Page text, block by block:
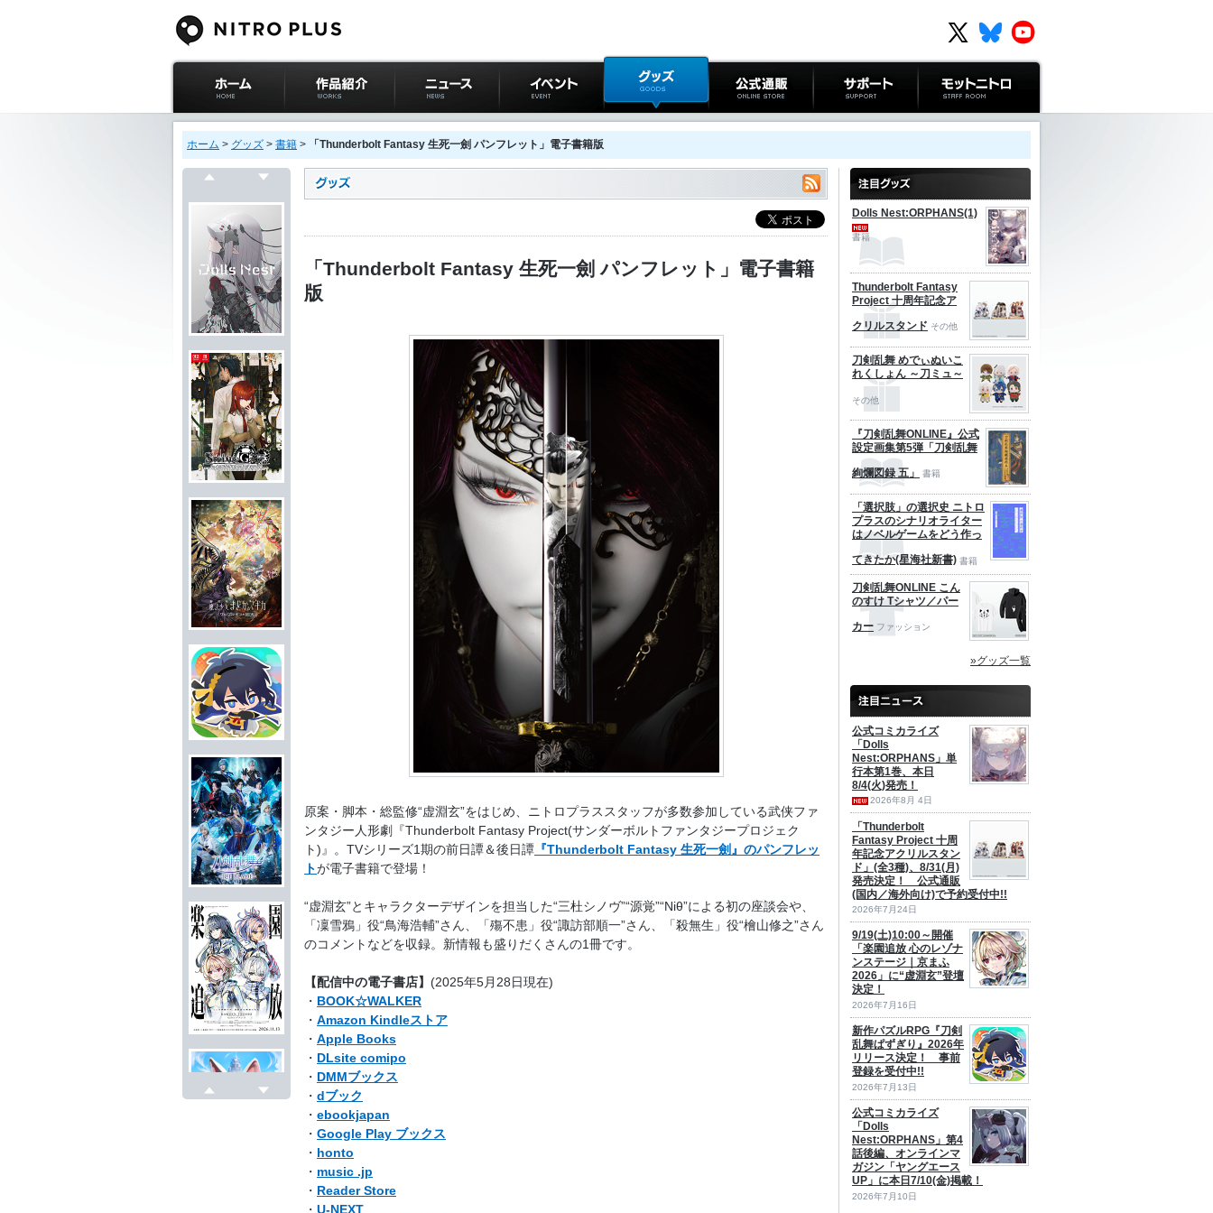
ニトロプラス公式
サイト ホーム
作品紹介 ニュース イベント グッズ 公式通販 サポート モットニトロ
ホーム > グッズ > 書籍 > 「Thunderbolt Fantasy 生死一劍 パンフレット」電子書籍版
「Thunderbolt Fantasy 生死一劍 パンフレット」電子書籍
版
原案・脚本・総監修“虚淵玄”をはじめ、ニトロプラススタッフが多数参加している武侠ファ
ンタジー人形劇『Thunderbolt Fantasy Project(サンダーボルトファンタジープロジェク
ト)』。TVシリーズ1期の前日譚＆後日譚 『Thunderbolt Fantasy 生死一劍』のパンフレッ
トが電子書籍で登場！
“虚淵玄”とキャラクターデザインを担当した“三杜シノヴ”“源覚”“Niθ”による初の座談会や、
「凜雪鴉」役“鳥海浩輔”さん、「殤不患」役“諏訪部順一”さん、「殺無生」役“檜山修之”さん
のコメントなどを収録。新情報も盛りだくさんの1冊です。
【配信中の電子書店】 (2025年5月28日現在)
・ BOOK☆WALKER
・ Amazon Kindleストア
・ Apple Books
・ DLsite comipo
・ DMMブックス
・ dブック
・ ebookjapan
・ Google Play ブックス
・ honto
・ music .jp
・ Reader Store
・ U-NEXT
Dolls Nest:ORPHANS(1)
書籍
Thunderbolt Fantasy
Project 十周年記念ア
クリルスタンド その他
刀剣乱舞 めでぃぬいこ
れくしょん ～刀ミュ～
その他
『刀剣乱舞ONLINE』公式
設定画集第5弾「刀剣乱舞
絢爛図録 五」 書籍
「選択肢」の選択史 ニトロ
プラスのシナリオライター
はノベルゲームをどう作っ
てきたか(星海社新書) 書籍
刀剣乱舞ONLINE こん
のすけ Tシャツ／パー
カー ファッション
»グッズ一覧
公式コミカライズ
「Dolls
Nest:ORPHANS」単
行本第1巻、本日
8/4(火)発売！
2026年8月 4日
「Thunderbolt
Fantasy Project 十周
年記念アクリルスタン
ド」(全3種)、8/31(月)
発売決定！ 公式通販
(国内／海外向け)で予約受付中!!
2026年7月24日
9/19(土)10:00～開催
「楽園追放 心のレゾナ
ンステージ｜京まふ
2026」に“虚淵玄”登壇
決定！
2026年7月16日
新作パズルRPG『刀剣
乱舞ぱずぎり』2026年
リリース決定！ 事前
登録を受付中!!
2026年7月13日
公式コミカライズ
「Dolls
Nest:ORPHANS」第4
話後編、オンラインマ
ガジン「ヤングエース
UP」に本日7/10(金)掲載！
2026年7月10日